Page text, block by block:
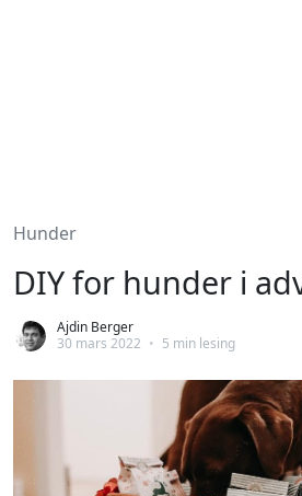
Hunder
DIY for hunder i
Ajdin Berger
30 mars 2022 • 5 min lesing